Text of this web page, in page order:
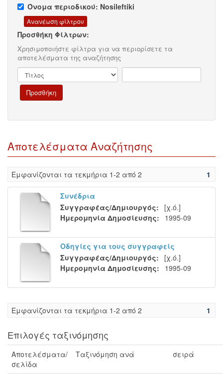
Όνομα περιοδικού: Nosileftiki
Προσθήκη Φίλτρων:
Χρησιμοποιήστε φίλτρα για να περιορίσετε τα
αποτελέσματα της αναζήτησης
Αποτελέσματα Αναζήτησης
Eμφανίζονται τα τεκμήρια 1-2 από 2 1
Συνέδρια
Συγγραφέας/Δημιουργός:
[χ.ό.]
Ημερομηνία Δημοσίευσης:
1995-09
Οδηγίες για τους συγγραφείς
Συγγραφέας/Δημιουργός:
[χ.ό.]
Ημερομηνία Δημοσίευσης:
1995-09
Eμφανίζονται τα τεκμήρια 1-2 από 2 1
Επιλογές ταξινόμησης
Αποτελέσματα/
σελίδα
Ταξινόμηση ανά σειρά